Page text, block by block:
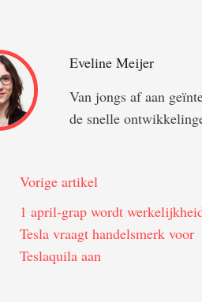
Eveline Meijer
Van jongs af aan
de snelle
Vorige artikel
1 april-grap wordt
Tesla vraagt handelsmerk voor
Teslaquila aan